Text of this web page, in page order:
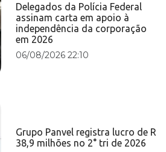
Delegados da Polícia Federal
assinam carta em apoio à
independência da corporação
em 2026
06/08/2026 22:10
Grupo Panvel registra lucro de R
38,9 milhões no 2° tri de 2026